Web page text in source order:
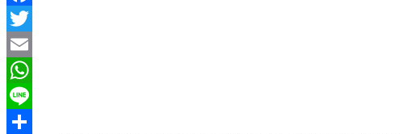
Facebook
Twitter
Email
WhatsApp
Line